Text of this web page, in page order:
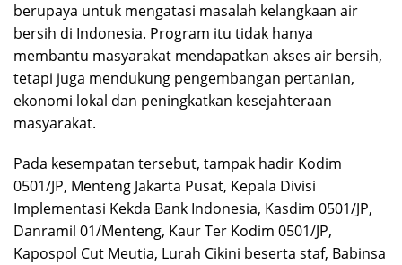
berupaya untuk mengatasi masalah kelangkaan air
bersih di Indonesia. Program itu tidak hanya
membantu masyarakat mendapatkan akses air bersih,
tetapi juga mendukung pengembangan pertanian,
ekonomi lokal dan peningkatkan kesejahteraan
masyarakat.
Pada kesempatan tersebut, tampak hadir Kodim
0501/JP, Menteng Jakarta Pusat, Kepala Divisi
Implementasi Kekda Bank Indonesia, Kasdim 0501/JP,
Danramil 01/Menteng, Kaur Ter Kodim 0501/JP,
Kapospol Cut Meutia, Lurah Cikini beserta staf, Babinsa